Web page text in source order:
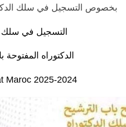
بخصوص التسجيل في سلك الدكتوراه 2024
التسجيل في سلك
الدكتوراه المفتوحة
Maroc 2025-2024